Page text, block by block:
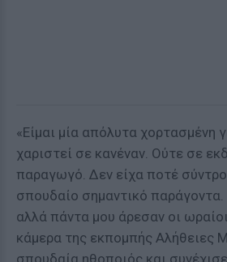
«Είμαι μία απόλυτα χορτασμένη
χαριστεί σε κανέναν. Ούτε σε
παραγωγό. Δεν είχα ποτέ
σπουδαίο σημαντικό
αλλά πάντα μου άρεσαν οι
κάμερα της εκπομπής Αλήθειες
σπουδαία ηθοποιός και